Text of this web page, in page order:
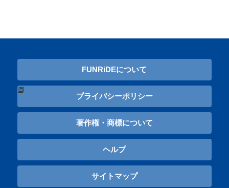
FUNRiDEについて
プライバシーポリシー
著作権・商標について
ヘルプ
サイトマップ